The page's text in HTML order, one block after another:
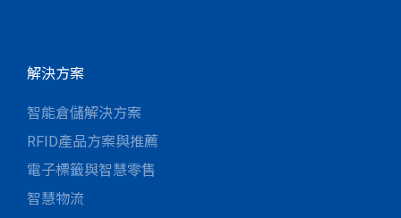
解決方案
智能倉儲解決方案
RFID產品方案與推薦
電子標籤與智慧零售
智慧物流